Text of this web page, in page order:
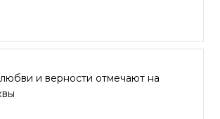
и верности отмечают на